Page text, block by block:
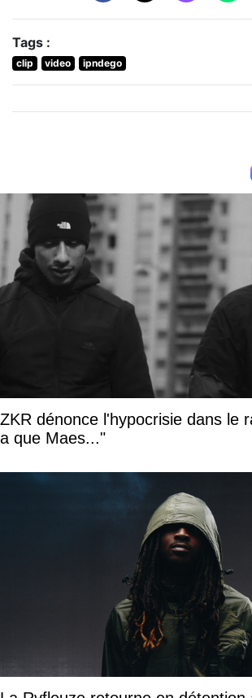
Tags :
clip video ipndego
ZKR dénonce l'hypocrisie dans le
a que Maes..."